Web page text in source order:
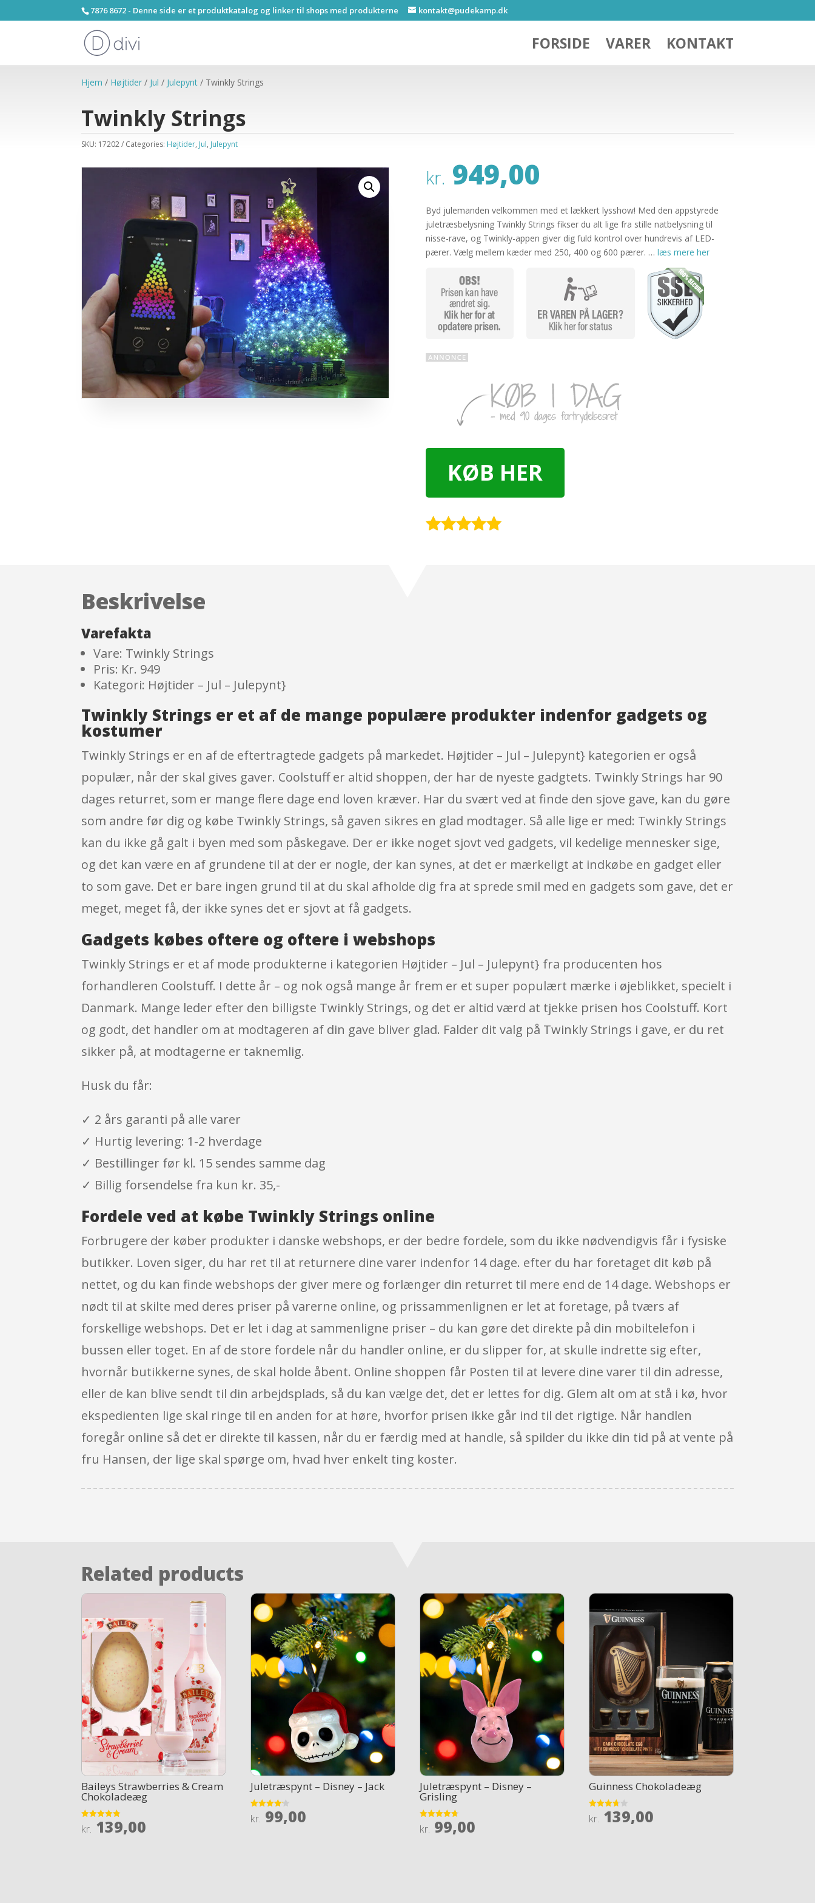
7876 8672 - Denne side er et produktkatalog og linker til shops med produkterne kontakt@pudekamp.dk
FORSIDE VARER KONTAKT
Hjem / Højtider / Jul / Julepynt / Twinkly Strings
Twinkly Strings
SKU: 17202 Categories: Højtider, Jul, Julepynt
kr. 949,00
Byd julemanden velkommen med et lækkert lysshow! Med den appstyrede
juletræsbelysning Twinkly Strings fikser du alt lige fra stille natbelysning til
nisse-rave, og Twinkly-appen giver dig fuld kontrol over hundrevis af LED-
pærer. Vælg mellem kæder med 250, 400 og 600 pærer. … læs mere her
KØB HER
Beskrivelse
Varefakta
Vare: Twinkly Strings
Pris: Kr. 949
Kategori: Højtider – Jul – Julepynt}
Twinkly Strings er et af de mange populære produkter indenfor gadgets og
kostumer
Twinkly Strings er en af de eftertragtede gadgets på markedet. Højtider – Jul – Julepynt} kategorien er også
populær, når der skal gives gaver. Coolstuff er altid shoppen, der har de nyeste gadgtets. Twinkly Strings har 90
dages returret, som er mange flere dage end loven kræver. Har du svært ved at finde den sjove gave, kan du gøre
som andre før dig og købe Twinkly Strings, så gaven sikres en glad modtager. Så alle lige er med: Twinkly Strings
kan du ikke gå galt i byen med som påskegave. Der er ikke noget sjovt ved gadgets, vil kedelige mennesker sige,
og det kan være en af grundene til at der er nogle, der kan synes, at det er mærkeligt at indkøbe en gadget eller
to som gave. Det er bare ingen grund til at du skal afholde dig fra at sprede smil med en gadgets som gave, det er
meget, meget få, der ikke synes det er sjovt at få gadgets.
Gadgets købes oftere og oftere i webshops
Twinkly Strings er et af mode produkterne i kategorien Højtider – Jul – Julepynt} fra producenten hos
forhandleren Coolstuff. I dette år – og nok også mange år frem er et super populært mærke i øjeblikket, specielt i
Danmark. Mange leder efter den billigste Twinkly Strings, og det er altid værd at tjekke prisen hos Coolstuff. Kort
og godt, det handler om at modtageren af din gave bliver glad. Falder dit valg på Twinkly Strings i gave, er du ret
sikker på, at modtagerne er taknemlig.
Husk du får:
✓ 2 års garanti på alle varer
✓ Hurtig levering: 1-2 hverdage
✓ Bestillinger før kl. 15 sendes samme dag
✓ Billig forsendelse fra kun kr. 35,-
Fordele ved at købe Twinkly Strings online
Forbrugere der køber produkter i danske webshops, er der bedre fordele, som du ikke nødvendigvis får i fysiske
butikker. Loven siger, du har ret til at returnere dine varer indenfor 14 dage. efter du har foretaget dit køb på
nettet, og du kan finde webshops der giver mere og forlænger din returret til mere end de 14 dage. Webshops er
nødt til at skilte med deres priser på varerne online, og prissammenlignen er let at foretage, på tværs af
forskellige webshops. Det er let i dag at sammenligne priser – du kan gøre det direkte på din mobiltelefon i
bussen eller toget. En af de store fordele når du handler online, er du slipper for, at skulle indrette sig efter,
hvornår butikkerne synes, de skal holde åbent. Online shoppen får Posten til at levere dine varer til din adresse,
eller de kan blive sendt til din arbejdsplads, så du kan vælge det, det er lettes for dig. Glem alt om at stå i kø, hvor
ekspedienten lige skal ringe til en anden for at høre, hvorfor prisen ikke går ind til det rigtige. Når handlen
foregår online så det er direkte til kassen, når du er færdig med at handle, så spilder du ikke din tid på at vente på
fru Hansen, der lige skal spørge om, hvad hver enkelt ting koster.
Related products
Baileys Strawberries & Cream
Chokoladeæg
Rated
4.8
kr. 139,00
Juletræspynt – Disney – Jack
Rated
4.1
kr. 99,00
Juletræspynt – Disney –
Grisling
Rated
4.7
kr. 99,00
Guinness Chokoladeæg
Rated
3.7
kr. 139,00